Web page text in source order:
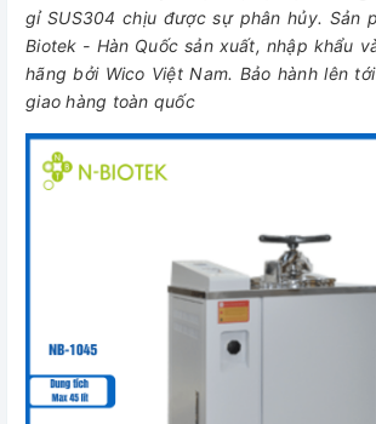
gỉ SUS304 chịu được sự phân hủy. Sản
Biotek - Hàn Quốc sản xuất, nhập khẩu
hãng bởi Wico Việt Nam. Bảo hành lên
giao hàng toàn quốc